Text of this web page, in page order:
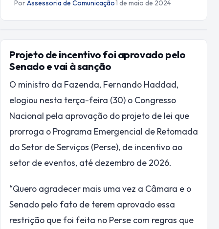
PorAssessoria de Comunicação·1 de maio de 2024
Projeto de incentivo foi aprovado pelo
Senado e vai à sanção
O ministro da Fazenda, Fernando Haddad,
elogiou nesta terça-feira (30) o Congresso
Nacional pela aprovação do projeto de lei que
prorroga o Programa Emergencial de Retomada
do Setor de Serviços (Perse), de incentivo ao
setor de eventos, até dezembro de 2026.
“Quero agradecer mais uma vez a Câmara e o
Senado pelo fato de terem aprovado essa
restrição que foi feita no Perse com regras que